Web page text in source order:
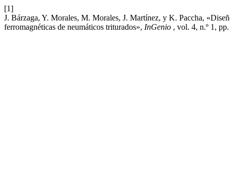
[1]
J. Bárzaga, Y. Morales, M. Morales, J. Martínez, y K. Paccha,
ferromagnéticas de neumáticos triturados», InGenio , vol. 4, n.º 1,